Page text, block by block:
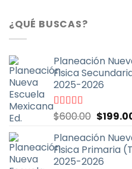
¿QUÉ BUSCAS?
Planeación
Fisica
2025-2026
Valorado
con
5
$600.00 El
original
era:
$600.00.
$
Planeación
Fisica Primaria
2025-2026